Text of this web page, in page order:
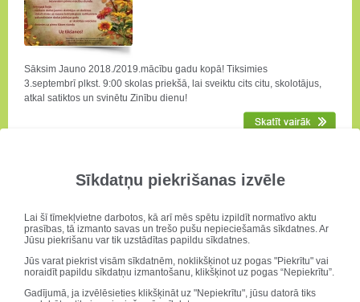
Sīkdatņu piekrišanas izvēle
Lai šī tīmekļvietne darbotos, kā arī mēs spētu izpildīt normatīvo aktu
prasības, tā izmanto savas un trešo pušu nepieciešamās sīkdatnes. Ar
Jūsu piekrišanu var tik uzstādītas papildu sīkdatnes.
Jūs varat piekrist visām sīkdatnēm, noklikšķinot uz pogas "Piekrītu" vai
noraidīt papildu sīkdatņu izmantošanu, klikšķinot uz pogas “Nepiekrītu”.
Gadījumā, ja izvēlēsieties klikšķināt uz "Nepiekrītu", jūsu datorā tiks
Sāksim Jauno 2018./2019.mācību gadu kopā! Tiksimies
3.septembrī plkst. 9:00 skolas priekšā, lai sveiktu cits citu, skolotājus,
atkal satiktos un svinētu Zinību dienu!
Stāstu konkurss "Vārds ceļ spārnos!"
CEMEX Iespēju fonds